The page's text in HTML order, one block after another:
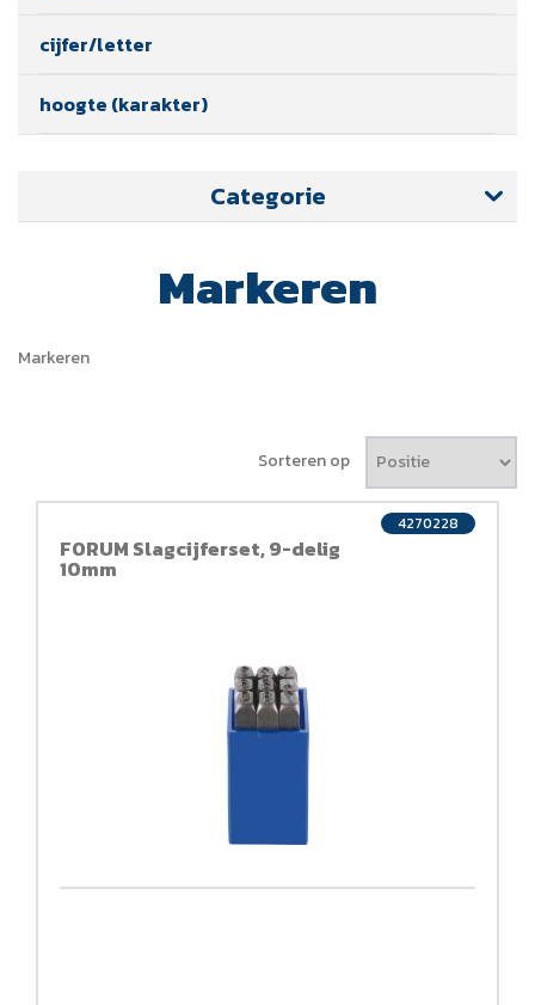
cijfer/letter
hoogte (karakter)
Categorie
Markeren
Markeren
Sorteren op
FORUM Slagcijferset, 9-delig
10mm
4270228